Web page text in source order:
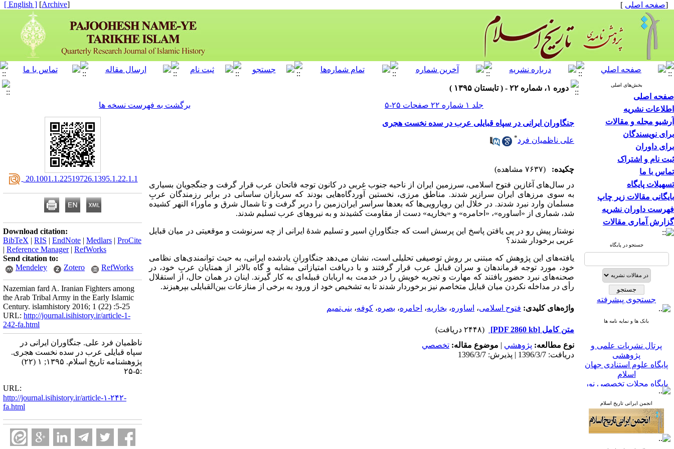
[صفحه اصلی ]
[
Archive
]
[ English ]
بخش‌های اصلی
صفحه اصلی
اطلاعات نشریه
آرشیو مجله و مقالات
برای نویسندگان
برای داوران
ثبت نام و اشتراک
تماس با ما
تسهیلات پایگاه
بایگانی مقالات زیر چاپ
فهرست داوران نشریه
گزارش آماری مقالات
جستجو در پایگاه
جستجوی پیشرفته
بانک ها و نمایه نامه ها
پرتال نشریات علمی و
پژوهشی
پایگاه علوم استنادی جهان
اسلام
پایگاه مجلات تخصصی نور
پایگاه مرکز اطلاعات جهاد
دانشگاهی
پرتال جامع علوم انسانی
بانک اطلاعات نشریات
کشور
انجمن ایرانی تاریخ اسلام
دوره ۱، شماره ۲۲ - ( تابستان ۱۳۹۵ )
جلد ۱ شماره ۲۲ صفحات ۲۵-۵
برگشت به فهرست نسخه ها
جنگاوران ایرانی در سپاه قبایلی عرب در سده نخست هجری
علی ناظمیان فرد*
چکیده:
(۷۶۳۷ مشاهده)
در سال‌های آغازین فتوح اسلامی، سرزمین ایران از ناحیه جنوب غربی در کانون توجه فاتحان عرب قرار گرفت و جنگجویان بسیاری
به سوی مرزهای ایران سرازیر شدند. مناطق مرزی، نخستین آوردگاه‌هایی بودند که سربازان ساسانی در برابر رزمندگان عربِ
مسلمان وارد نبرد شدند. در خلال این رویارویی‌ها که بعدها سراسر ایران‌زمین را دربر گرفت و تا شمال شرق و ماوراء النهر کشیده
شد، شماری از «اساوره»، «احامره» و «بخاریه» دست از مقاومت کشیدند و به نیروهای عرب تسلیم شدند.
نوشتار پیش رو در پی یافتن پاسخ این پرسش است که جنگاورانِ اسیر و تسلیم شدۀ ایرانی از چه سرنوشت و موقعیتی در میان قبایل
عربی برخودار شدند؟
یافته‌های این پژوهش که مبتنی بر روش توصیفی تحلیلی است، نشان می‌دهد جنگاورانِ یادشده ایرانی، به حیث توانمندی‌های نظامی
خود، مورد توجه فرماندهان و سران قبایل عرب قرار گرفتند و با دریافت امتیازاتی مشابه و گاه بالاتر از همتایان عربِ خود، در
صحنه‌های نبرد حضور یافتند که مهارت و تجربه خویش را در خدمت به اربابان قبیله‌ای به کار گیرند. اینان در همان حال، از استقلال
رأی در مداخله نکردن میان قبایل متخاصم نیز برخوردار شدند تا به تشخیص خود از ورود به برخی از منازعات بین‌القبایلی بپرهیزند.
واژه‌های کلیدی: فتوح اسلامی، اساوره، بخاریه، احامره، بصره، کوفه، بنی‌تمیم
متن کامل [PDF 2860 kb]
(۲۴۴۸ دریافت)
نوع مطالعه: پژوهشي | موضوع مقاله: تخصصي
دریافت: 1396/3/7 | پذیرش: 1396/3/7
‎ 20.1001.1.22519726.1395.1.22.1.1
Download citation:
BibTeX | RIS | EndNote | Medlars | ProCite
| Reference Manager| RefWorks
Send citation to:
Mendeley
Zotero RefWorks
Nazemian fard A. Iranian Fighters among
the Arab Tribal Army in the Early Islamic
Century. islamhistory 2016; 1 (22) :5-25
URL: http://journal.isihistory.ir/article-1-
242-fa.html
ناظمیان فرد علی. جنگاوران ایرانی در
سپاه قبایلی عرب در سده نخست هجری.
پژوهشنامه تاریخ اسلام. ۱۳۹۵; ۱ (۲۲)
:۵-۲۵
URL:
http://journal.isihistory.ir/article-۱-۲۴۲-
fa.html